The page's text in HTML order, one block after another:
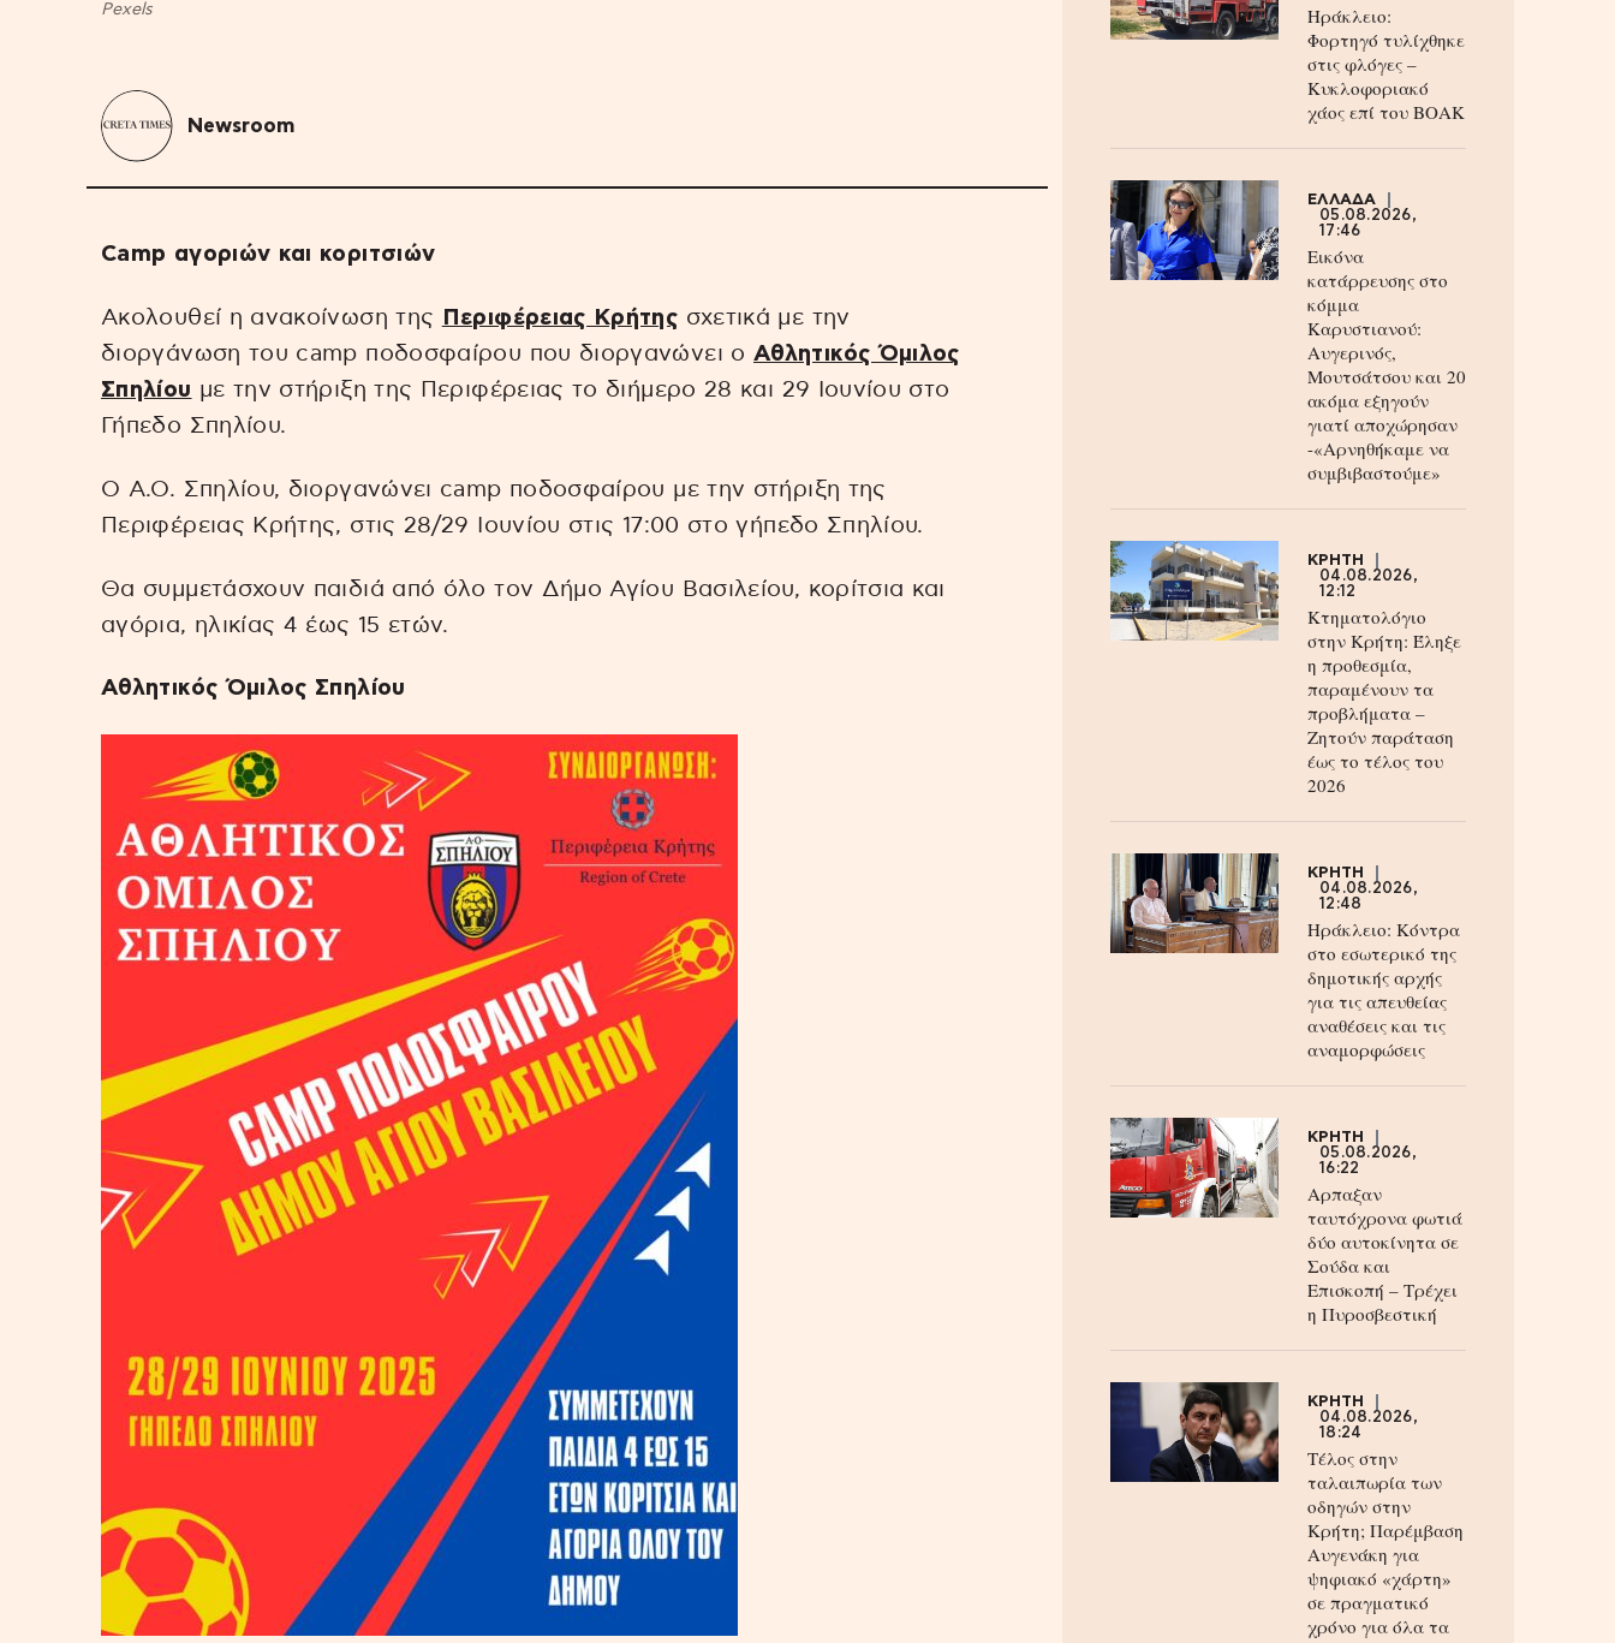
Pexels
Newsroom
Camp αγοριών και κοριτσιών
Ακολουθεί η ανακοίνωση της Περιφέρειας Κρήτης σχετικά με την
διοργάνωση του camp ποδοσφαίρου που διοργανώνει ο Αθλητικός Όμιλος
Σπηλίου με την στήριξη της Περιφέρειας το διήμερο 28 και 29 Ιουνίου στο
Γήπεδο Σπηλίου.
Ο Α.Ο. Σπηλίου, διοργανώνει camp ποδοσφαίρου με την στήριξη της
Περιφέρειας Κρήτης, στις 28/29 Ιουνίου στις 17:00 στο γήπεδο Σπηλίου.
Θα συμμετάσχουν παιδιά από όλο τον Δήμο Αγίου Βασιλείου, κορίτσια και
αγόρια, ηλικίας 4 έως 15 ετών.
Αθλητικός Όμιλος Σπηλίου
Ηράκλειο:
Φορτηγό τυλίχθηκε
στις φλόγες –
Κυκλοφοριακό
χάος επί του ΒΟΑΚ
ΕΛΛΑΔΑ
05.08.2026,
17:46
Εικόνα
κατάρρευσης στο
κόμμα
Καρυστιανού:
Αυγερινός,
Μουτσάτσου και 20
ακόμα εξηγούν
γιατί αποχώρησαν
-«Αρνηθήκαμε να
συμβιβαστούμε»
ΚΡΗΤΗ
04.08.2026,
12:12
Κτηματολόγιο
στην Κρήτη: Έληξε
η προθεσμία,
παραμένουν τα
προβλήματα –
Ζητούν παράταση
έως το τέλος του
2026
ΚΡΗΤΗ
04.08.2026,
12:48
Ηράκλειο: Κόντρα
στο εσωτερικό της
δημοτικής αρχής
για τις απευθείας
αναθέσεις και τις
αναμορφώσεις
ΚΡΗΤΗ
05.08.2026,
16:22
Αρπαξαν
ταυτόχρονα φωτιά
δύο αυτοκίνητα σε
Σούδα και
Επισκοπή – Τρέχει
η Πυροσβεστική
ΚΡΗΤΗ
04.08.2026,
18:24
Τέλος στην
ταλαιπωρία των
οδηγών στην
Κρήτη; Παρέμβαση
Αυγενάκη για
ψηφιακό «χάρτη»
σε πραγματικό
χρόνο για όλα τα